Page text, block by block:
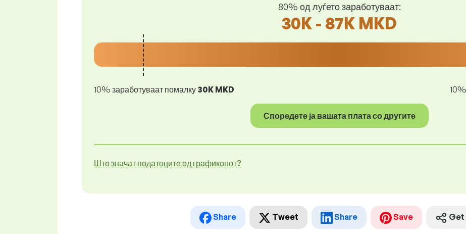
80% од луѓето заработуваат:
30K - 87K MKD
10% заработуваат помалку 30K MKD
Споредете ја вашата плата со другите
Што значат податоците од графиконот?
Share Tweet Share Save Get